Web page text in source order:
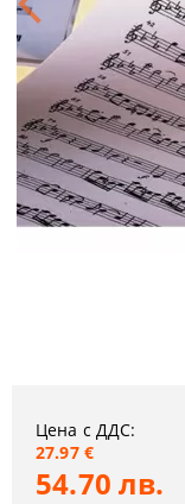
Цена с ДДС:
27.97 €
54.70 лв.